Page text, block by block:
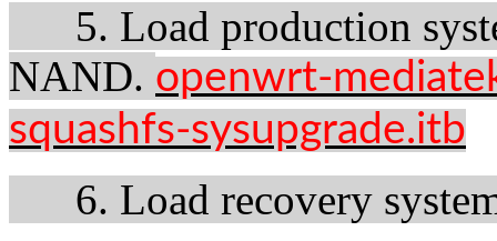
5. Load production
NAND. openwrt-
squashfs-sysupgrade.itb
6. Load recovery